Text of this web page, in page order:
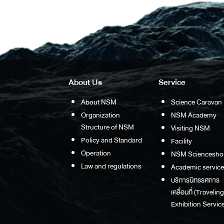
About Us
About NSM
Organization
Structure of NSM
Policy and Standard
Operation
Law and regulations
Service
Science Caravan
NSM Academy
Visiting NSM
Facility
NSM
Academic service
บริการนิทรรศการ
เคลื่อนที่ (Traveling
Exhibition